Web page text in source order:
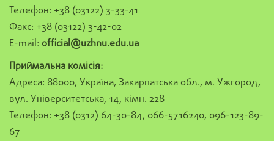
Телефон: +38 (03122) 3-33-41
Факс: +38 (03122) 3-42-02
E-mail: official@uzhnu.edu.ua
Приймальна комісія:
Адреса: 88000, Україна, Закарпатська обл., м. Ужгород,
вул. Університетська, 14, кімн. 228
Телефон: +38 (0312) 64-30-84, 066-5716240, 096-123-89-
67